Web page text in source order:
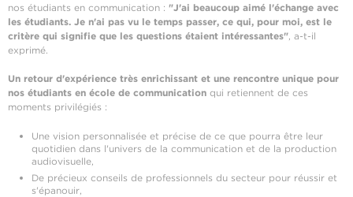
nos étudiants en communication : "J'ai beaucoup aimé l'échange avec
les étudiants. Je n'ai pas vu le temps passer, ce qui, pour moi, est le
critère qui signifie que les questions étaient intéressantes", a-t-il
exprimé.
Un retour d'expérience très enrichissant et une rencontre unique pour
nos étudiants en école de communication qui retiennent de ces
moments privilégiés :
Une vision personnalisée et précise de ce que pourra être leur
quotidien dans l'univers de la communication et de la production
audiovisuelle,
De précieux conseils de professionnels du secteur pour réussir et
s'épanouir,